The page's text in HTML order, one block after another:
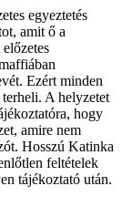
egyeztetés
amit ő a
Ezért minden
terheli. A helyzetet
hogy
amire nem
Hosszú Katinka
feltételek
tájékoztató után.